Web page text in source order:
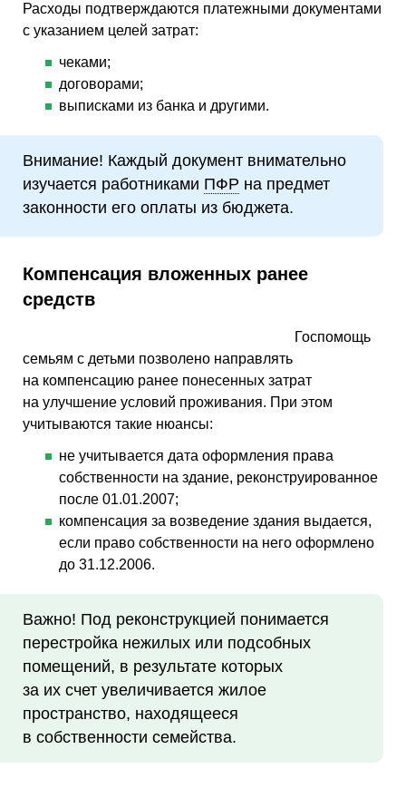
Расходы подтверждаются платежными документами
с указанием целей затрат:
чеками;
договорами;
выписками из банка и другими.
Внимание! Каждый документ внимательно
изучается работниками ПФР на предмет
законности его оплаты из бюджета.
Компенсация вложенных ранее
средств
Госпомощь
семьям с детьми позволено направлять
на компенсацию ранее понесенных затрат
на улучшение условий проживания. При этом
учитываются такие нюансы:
не учитывается дата оформления права
собственности на здание, реконструированное
после 01.01.2007;
компенсация за возведение здания выдается,
если право собственности на него оформлено
до 31.12.2006.
Важно! Под реконструкцией понимается
перестройка нежилых или подсобных
помещений, в результате которых
за их счет увеличивается жилое
пространство, находящееся
в собственности семейства.